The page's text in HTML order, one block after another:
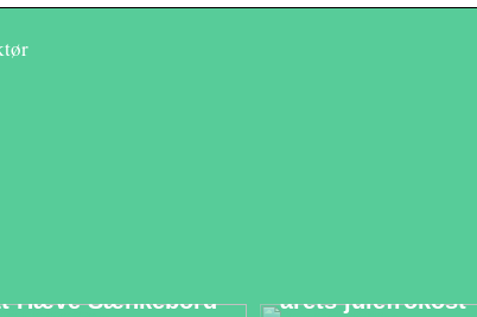
Hæve Sænkebord
årets julefrokost